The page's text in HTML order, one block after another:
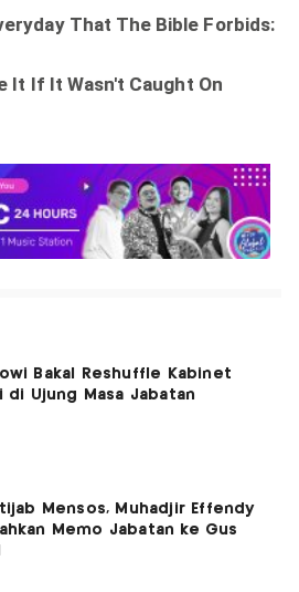
Bakal Reshuffle Kabinet
di Ujung Masa Jabatan
Mensos, Muhadjir Effendy
Memo Jabatan ke Gus